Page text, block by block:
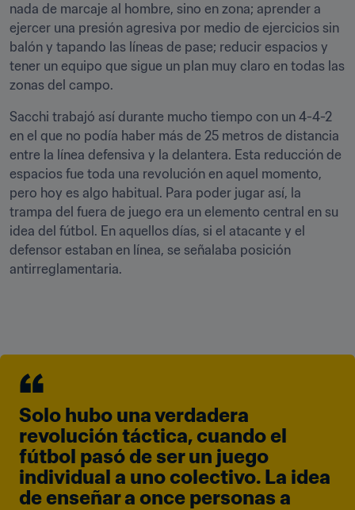
nada de marcaje al hombre, sino en zona; aprender a
ejercer una presión agresiva por medio de ejercicios sin
balón y tapando las líneas de pase; reducir espacios y
tener un equipo que sigue un plan muy claro en todas las
zonas del campo.
Sacchi trabajó así durante mucho tiempo con un 4-4-2
en el que no podía haber más de 25 metros de distancia
entre la línea defensiva y la delantera. Esta reducción de
espacios fue toda una revolución en aquel momento,
pero hoy es algo habitual. Para poder jugar así, la
trampa del fuera de juego era un elemento central en su
idea del fútbol. En aquellos días, si el atacante y el
defensor estaban en línea, se señalaba posición
antirreglamentaria.
Solo hubo una verdadera
revolución táctica, cuando el
fútbol pasó de ser un juego
individual a uno colectivo. La idea
de enseñar a once personas a